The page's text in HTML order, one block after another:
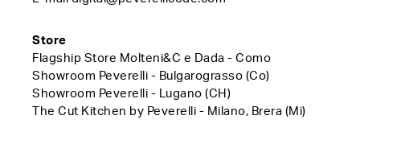
Store
Flagship Store Molteni&C e Dada - Como
Showroom Peverelli - Bulgarograsso (Co)
Showroom Peverelli - Lugano (CH)
The Cut Kitchen by Peverelli - Milano, Brera (Mi)